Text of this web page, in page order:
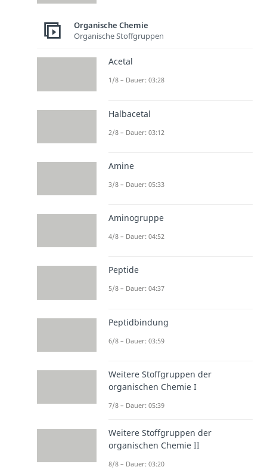
Organische Chemie
Organische Stoffgruppen
Acetal
1/8 – Dauer: 03:28
Halbacetal
2/8 – Dauer: 03:12
Amine
3/8 – Dauer: 05:33
Aminogruppe
4/8 – Dauer: 04:52
Peptide
5/8 – Dauer: 04:37
Peptidbindung
6/8 – Dauer: 03:59
Weitere Stoffgruppen der
organischen Chemie I
7/8 – Dauer: 05:39
Weitere Stoffgruppen der
organischen Chemie II
8/8 – Dauer: 03:20